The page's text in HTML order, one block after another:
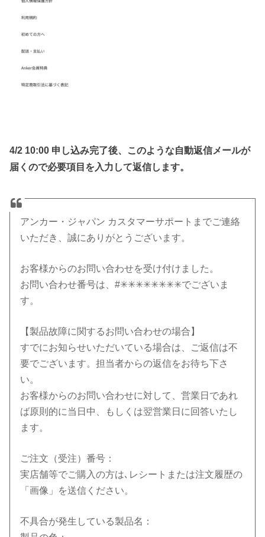
4/2 10:00 申し込み完了後、このような自動返信メールが
届くので必要項目を入力して返信します。
アンカー・ジャパン カスタマーサポートまでご連絡
いただき、誠にありがとうございます。
お客様からのお問い合わせを受け付けました。
お問い合わせ番号は、#✳︎✳︎✳︎✳︎✳︎✳︎✳︎✳︎でございま
す。
【製品故障に関するお問い合わせの場合】
すでにお知らせいただいている場合は、ご返信は不
要でございます。担当者からの返信をお待ち下さ
い。
お客様からのお問い合わせに対して、営業日であれ
ば原則的に当日中、もしくは翌営業日に回答いたし
ます。
ご注文（受注）番号：
実店舗等でご購入の方は､レシートまたは注文履歴の
「画像」を送信ください。
不具合が発生している製品名：